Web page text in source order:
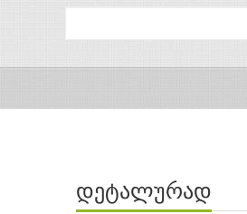
ავტორებიდეტალურად